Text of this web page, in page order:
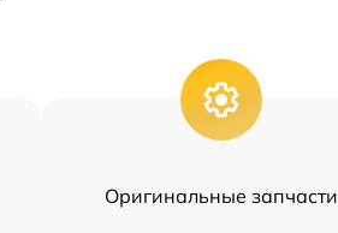
Оригинальные запчасти